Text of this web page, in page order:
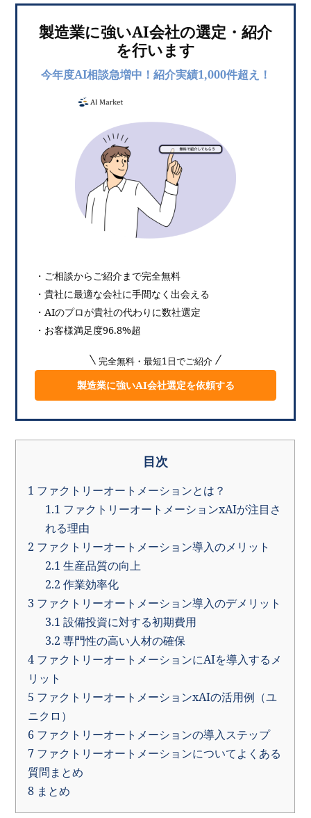
製造業に強いAI会社の選定・紹介
を行います
今年度AI相談急増中！紹介実績1,000件超え！
・ご相談からご紹介まで完全無料
・貴社に最適な会社に手間なく出会える
・AIのプロが貴社の代わりに数社選定
・お客様満足度96.8%超
完全無料・最短1日でご紹介
製造業に強いAI会社選定を依頼する
目次
1 ファクトリーオートメーションとは？
1.1 ファクトリーオートメーションxAIが注目さ
れる理由
2 ファクトリーオートメーション導入のメリット
2.1 生産品質の向上
2.2 作業効率化
3 ファクトリーオートメーション導入のデメリット
3.1 設備投資に対する初期費用
3.2 専門性の高い人材の確保
4 ファクトリーオートメーションにAIを導入するメ
リット
5 ファクトリーオートメーションxAIの活用例（ユ
ニクロ）
6 ファクトリーオートメーションの導入ステップ
7 ファクトリーオートメーションについてよくある
質問まとめ
8 まとめ